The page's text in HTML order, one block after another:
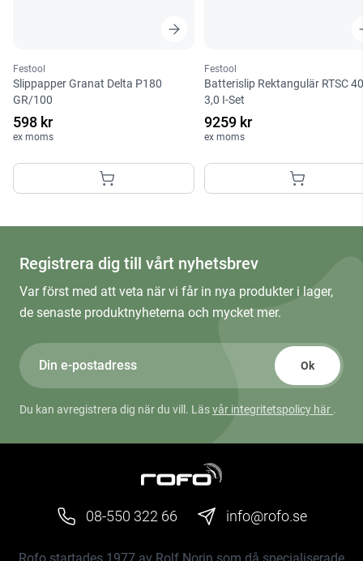
Festool
Slippapper Granat Delta P180
GR/100
598 kr
ex moms
Festool
Batterislip Rektangulär RTSC
3,0 I-Set
9259 kr
ex moms
Registrera dig till vårt nyhetsbrev
Var först med att veta när vi får in nya produkter i lager,
de senaste produktnyheterna och mycket mer.
Ok
Du kan avregistrera dig när du vill. Läsvår integritetspolicy här .
08-550 322 66 info@rofo.se